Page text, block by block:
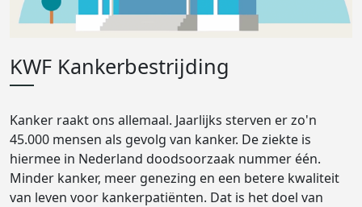
KWF Kankerbestrijding
Kanker raakt ons allemaal. Jaarlijks sterven er zo'n
45.000 mensen als gevolg van kanker. De ziekte is
hiermee in Nederland doodsoorzaak nummer één.
Minder kanker, meer genezing en een betere kwaliteit
van leven voor kankerpatiënten. Dat is het doel van